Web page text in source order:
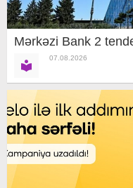
Mərkəzi Bank 2
07.08.2026